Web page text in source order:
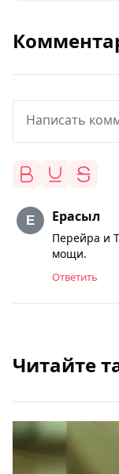
Ерасыл
Перейра и
мощи.
Ответить
Читайте